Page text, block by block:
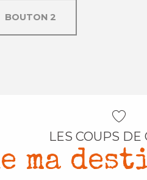
BOUTON 2
LES COUPS DE
ma